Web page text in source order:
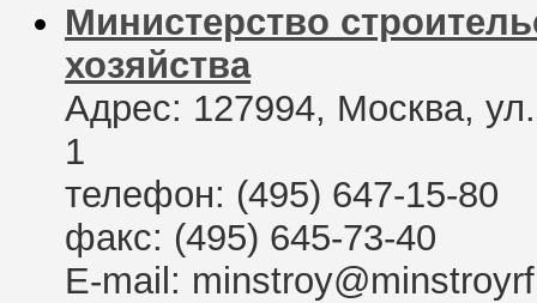
Министерство
хозяйства
Адрес: 127994, Москва,
1
телефон: (495) 647-15-80
факс: (495) 645-73-40
E-mail: